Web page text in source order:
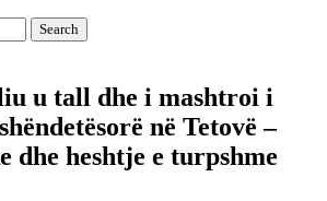
u tall dhe i mashtroi i
në Tetovë –
dhe heshtje e turpshme